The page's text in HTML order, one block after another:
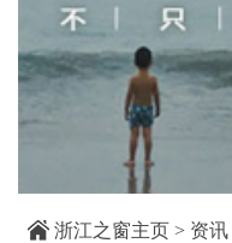
浙江之窗主页 > 资讯